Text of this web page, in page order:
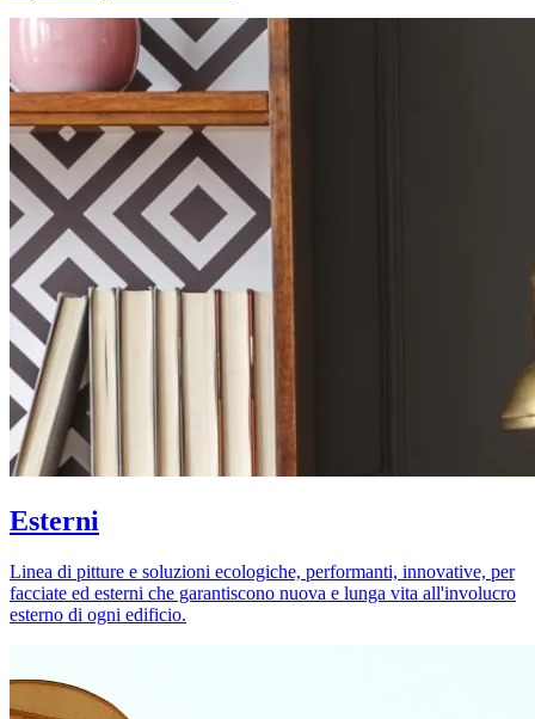
Esterni
Linea di pitture e soluzioni ecologiche, performanti, innovative, per
facciate ed esterni che garantiscono nuova e lunga vita all'involucro
esterno di ogni edificio.